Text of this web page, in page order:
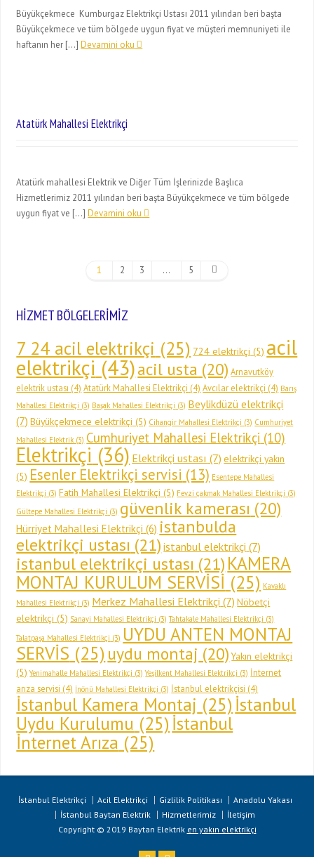
Büyükçekmece Kumburgaz Elektrikçi Ustası 2011 yılından beri başta
Büyükçekmece ve tüm bölgede uygun fiyat ve müşteri memnuniyeti ile
haftanın her […]Devamini oku
Atatürk Mahallesi Elektrikçi
Atatürk mahallesi Elektrik ve Diğer Tüm İşlerinizde Başlıca
Hizmetlerimiz 2011 yılından beri başta Büyükçekmece ve tüm bölgede
uygun fiyat ve […]Devamini oku
1 2 3 … 5
HİZMET BÖLGELERİMİZ
7 24 acil elektrikçi (25) 724 elektrikçi (5) acil
elektrikçi (43)acil usta (20) Arnavutköy
elektrik ustası (4) Atatürk Mahallesi Elektrikçi (4) Avcılar elektrikçi (4) Barış
Mahallesi Elektrikçi (3) Başak Mahallesi Elektrikçi (3) Beylikdüzü elektrikçi
(7) Büyükçekmece elektrikçi (5) Cihangir Mahallesi Elektrikçi (3) Cumhuriyet
Mahallesi Elektrik (3) Cumhuriyet Mahallesi Elektrikçi (10)
Elektrikçi (36) Elektrikçi ustası (7) elektrikçi yakın
(5) Esenler Elektrikçi servisi (13) Esentepe Mahallesi
Elektrikçi (3) Fatih Mahallesi Elektrikçi (5) Fevzi çakmak Mahallesi Elektrikçi (3)
Gültepe Mahallesi Elektrikçi (3) güvenlik kamerası (20)
Hürriyet Mahallesi Elektrikçi (6) istanbulda
elektrikçi ustası (21) istanbul elektrikçi (7)
istanbul elektrikçi ustası (21)KAMERA
MONTAJ KURULUM SERVİSİ (25) Kavaklı
Mahallesi Elektrikçi (3) Merkez Mahallesi Elektrikçi (7) Nöbetçi
elektrikçi (5) Sanayi Mahallesi Elektrikçi (3) Tahtakale Mahallesi Elektrikçi (3)
Talatpaşa Mahallesi Elektrikçi (3) UYDU ANTEN MONTAJ
SERVİS (25) uydu montaj (20) Yakın elektrikçi
(5) Yenimahalle Mahallesi Elektrikçi (3) Yeşilkent Mahallesi Elektrikçi (3) İnternet
arıza servisi (4) İnönü Mahallesi Elektrikçi (3) İstanbul elektrikçisi (4)
İstanbul Kamera Montaj (25) İstanbul
Uydu Kurulumu (25) İstanbul
İnternet Arıza (25)
İstanbul Elektrikçi Acil Elektrikçi Gizlilik Politikası
Anadolu Yakası
İstanbul Baytan Elektrik
Hizmetlerimiz
İletişim
Copyright © 2019 Baytan Elektrik en yakın elektrikçi